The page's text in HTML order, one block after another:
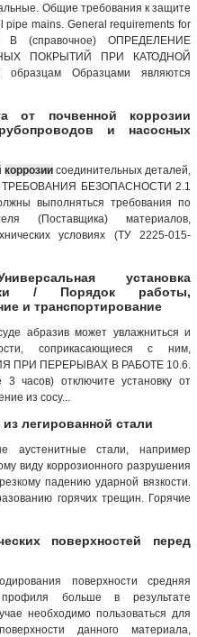
Общие требования к защите
mains. General requirements for
(справочное) ОПРЕДЕЛЕНИЕ
ПОКРЫТИЙ ПРИ КАТОДНОЙ
Образцами являются
почвенной коррозии
и насосных
коррозии соединительных деталей,
2 ТРЕБОВАНИЯ БЕЗОПАСНОСТИ 2.1
выполняться требования по
(Поставщика) материалов,
условиях (ТУ 2225-015-
установка
/ Порядок работы,
и транспортирование
абразив может увлажниться и
соприкасающиеся с ним,
ПРИ ПЕРЕРЫВАХ В РАБОТЕ 10.6.
часов) отключите установку от
из сосу...
легированной стали
аустенитные стали, например
виду коррозионного разрушения
резкому падению ударной вязкости.
горячих трещин. Горячие
поверхностей перед
поверхности средняя
больше в результате
необходимо пользоваться для
данного материала,